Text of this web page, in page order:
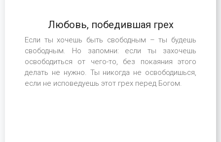
Любовь, победившая грех
Если ты хочешь быть свободным – ты будешь
свободным. Но запомни: если ты захочешь
освободиться от чего-то, без покаяния этого
делать не нужно. Ты никогда не освободишься,
если не исповедуешь этот грех перед Богом.